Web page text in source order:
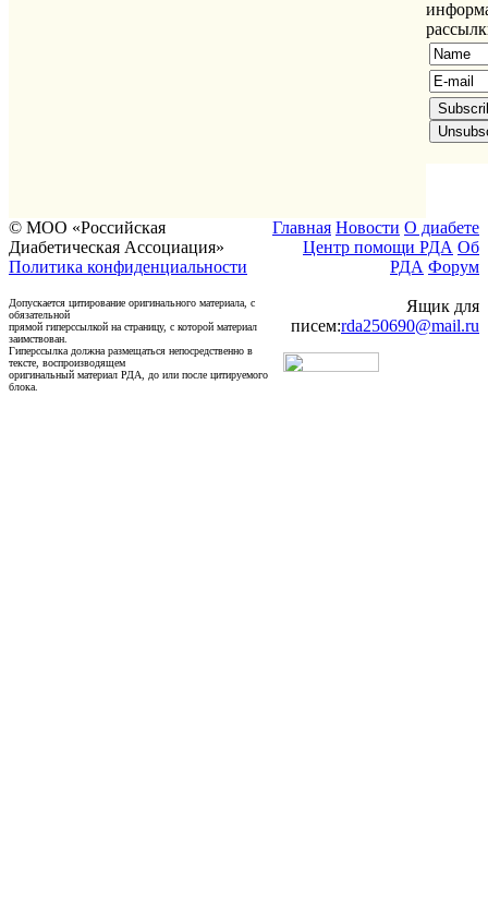
© МОО «Российская
Диабетическая Ассоциация»
Политика конфиденциальности
Допускается цитирование оригинального материала, с
обязательной
прямой гиперссылкой на страницу, с которой материал
заимствован.
Гиперссылка должна размещаться непосредственно в
тексте, воспроизводящем
оригинальный материал РДА, до или после цитируемого
блока.
Главная Новости О диабете
Центр помощи РДА Об
РДА Форум
Ящик для
писем:rda250690@mail.ru